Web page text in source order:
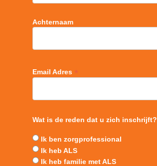
Achternaam
Email Adres *
Wat is de reden dat u zich inschrijft?
Ik ben zorgprofessional
Ik heb ALS
Ik heb familie met ALS